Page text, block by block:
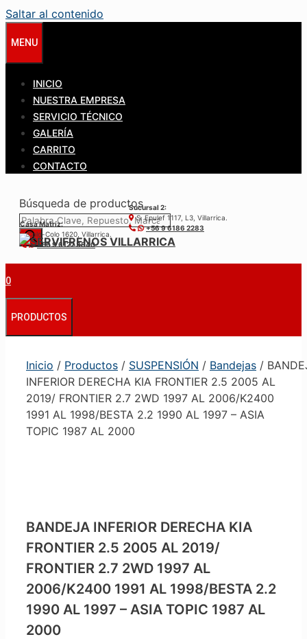
Saltar al contenido
MENU
INICIO
NUESTRA EMPRESA
SERVICIO TÉCNICO
GALERÍA
CARRITO
CONTACTO
Búsqueda de productos
Casa Matríz:
Colo-Colo 1620, Villarrica.
+56 9 6122 3840
Sucursal 2:
S. Epulef 1117, L3, Villarrica.
+56 9 6186 2283
0
PRODUCTOS
Inicio / Productos / SUSPENSIÓN / Bandejas /
INFERIOR DERECHA KIA FRONTIER 2.5 2005 AL
2019/ FRONTIER 2.7 2WD 1997 AL 2006/K2400
1991 AL 1998/BESTA 2.2 1990 AL 1997 – ASIA
TOPIC 1987 AL 2000
BANDEJA INFERIOR DERECHA KIA
FRONTIER 2.5 2005 AL 2019/
FRONTIER 2.7 2WD 1997 AL
2006/K2400 1991 AL 1998/BESTA 2.2
1990 AL 1997 – ASIA TOPIC 1987 AL
2000